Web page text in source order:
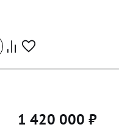
1 420 000 ₽